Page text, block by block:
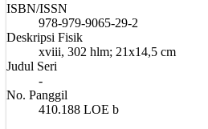
ISBN/ISSN
978-979-9065-29-2
Deskripsi Fisik
xviii, 302 hlm; 21x14,5 cm
Judul Seri
-
No. Panggil
410.188 LOE b